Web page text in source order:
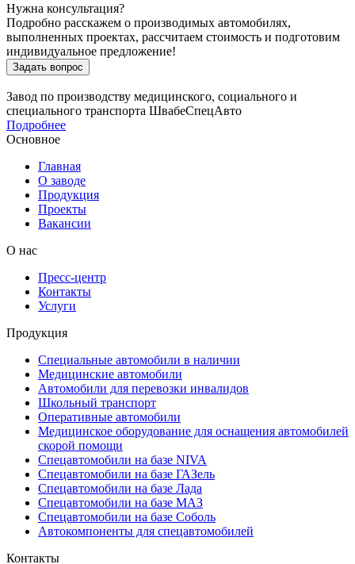
Нужна консультация?
Подробно расскажем о производимых автомобилях,
выполненных проектах, рассчитаем стоимость и подготовим
индивидуальное предложение!
Задать вопрос
Завод по производству медицинского, социального и
специального транспорта ШвабеСпецАвто
Подробнее
Основное
Главная
О заводе
Продукция
Проекты
Вакансии
О нас
Пресс-центр
Контакты
Услуги
Продукция
Специальные автомобили в наличии
Медицинские автомобили
Автомобили для перевозки инвалидов
Школьный транспорт
Оперативные автомобили
Медицинское оборудование для оснащения автомобилей
скорой помощи
Спецавтомобили на базе NIVA
Спецавтомобили на базе ГАЗель
Спецавтомобили на базе Лада
Спецавтомобили на базе МАЗ
Спецавтомобили на базе Соболь
Автокомпоненты для спецавтомобилей
Контакты